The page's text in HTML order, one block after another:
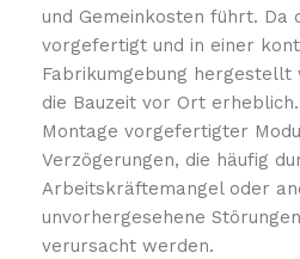
und Gemeinkosten führt. Da
vorgefertigt und in einer
Fabrikumgebung
die Bauzeit vor Ort
Montage vorgefertigter
Verzögerungen, die häufig
Arbeitskräftemangel oder
unvorhergesehene
verursacht werden.